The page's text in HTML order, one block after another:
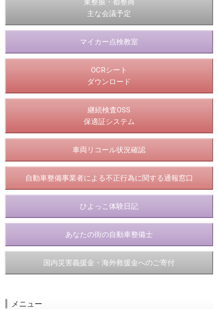
東整振・都整商
主な会議予定
マイカー点検教室
OCRシート
ダウンロード
継続検査OSS
保適証システム
車両リコール状況確認
自動車整備事業者による不正行為に関する通報窓口
ひよっこ体験日記
あなたの街の自動車整備士
国内災害義援金・海外救援金へのご寄付
メニュー